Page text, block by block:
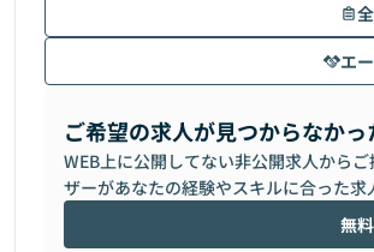
エ
ご希望の求人が見つからなかっ
WEB上に公開してない非公開求人から
ザーがあなたの経験やスキルに合った求
無